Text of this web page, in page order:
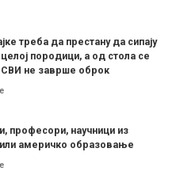
треба да престану да сипају
породици, а од стола се
не заврше оброк
професори, научници из
америчко образовање